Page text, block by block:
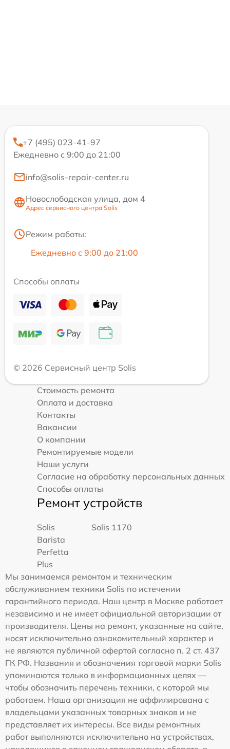
+7 (495) 023-41-97
Ежедневно с 9:00 до 21:00
info@solis-repair-center.ru
Новослободская улица, дом 4
Адрес сервисного центра Solis
Режим работы:
Ежедневно с 9:00 до 21:00
Способы оплаты
© 2026 Сервисный центр Solis
Стоимость ремонта
Оплата и доставка
Контакты
Вакансии
О компании
Ремонтируемые модели
Наши услуги
Согласие на обработку персональных данных
Способы оплаты
Ремонт устройств
Solis
Barista
Perfetta
Plus
Solis 1170
Мы занимаемся ремонтом и техническим
обслуживанием техники Solis по истечении
гарантийного периода. Наш центр в Москве работает
независимо и не имеет официальной авторизации от
производителя. Цены на ремонт, указанные на сайте,
носят исключительно ознакомительный характер и
не являются публичной офертой согласно п. 2 ст. 437
ГК РФ. Названия и обозначения торговой марки Solis
упоминаются только в информационных целях —
чтобы обозначить перечень техники, с которой мы
работаем. Наша организация не аффилирована с
владельцами указанных товарных знаков и не
представляет их интересы. Все виды ремонтных
работ выполняются исключительно на устройствах,